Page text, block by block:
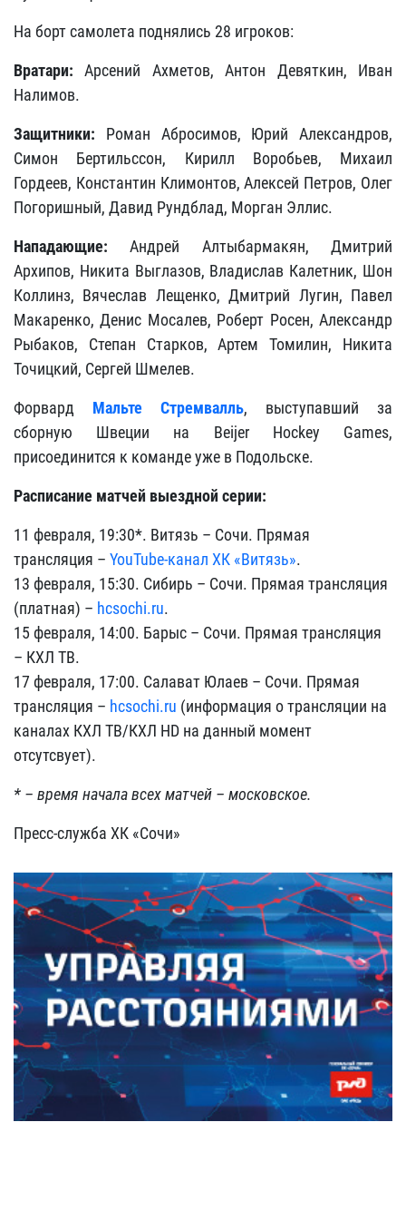
На борт самолета поднялись 28 игроков:
Вратари: Арсений Ахметов, Антон Девяткин, Иван
Налимов.
Защитники: Роман Абросимов, Юрий Александров,
Симон Бертильссон, Кирилл Воробьев, Михаил
Гордеев, Константин Климонтов, Алексей Петров, Олег
Погоришный, Давид Рундблад, Морган Эллис.
Нападающие: Андрей Алтыбармакян, Дмитрий
Архипов, Никита Выглазов, Владислав Калетник, Шон
Коллинз, Вячеслав Лещенко, Дмитрий Лугин, Павел
Макаренко, Денис Мосалев, Роберт Росен, Александр
Рыбаков, Степан Старков, Артем Томилин, Никита
Точицкий, Сергей Шмелев.
Форвард Мальте Стремвалль, выступавший за
сборную Швеции на Beijer Hockey Games,
присоединится к команде уже в Подольске.
Расписание матчей выездной серии:
11 февраля, 19:30*. Витязь – Сочи. Прямая
трансляция – YouTube-канал ХК «Витязь».
13 февраля, 15:30. Сибирь – Сочи. Прямая трансляция
(платная) – hcsochi.ru.
15 февраля, 14:00. Барыс – Сочи. Прямая трансляция
– КХЛ ТВ.
17 февраля, 17:00. Салават Юлаев – Сочи. Прямая
трансляция – hcsochi.ru (информация о трансляции на
каналах КХЛ ТВ/КХЛ HD на данный момент
отсутсвует).
* – время начала всех матчей – московское.
Пресс-служба ХК «Сочи»